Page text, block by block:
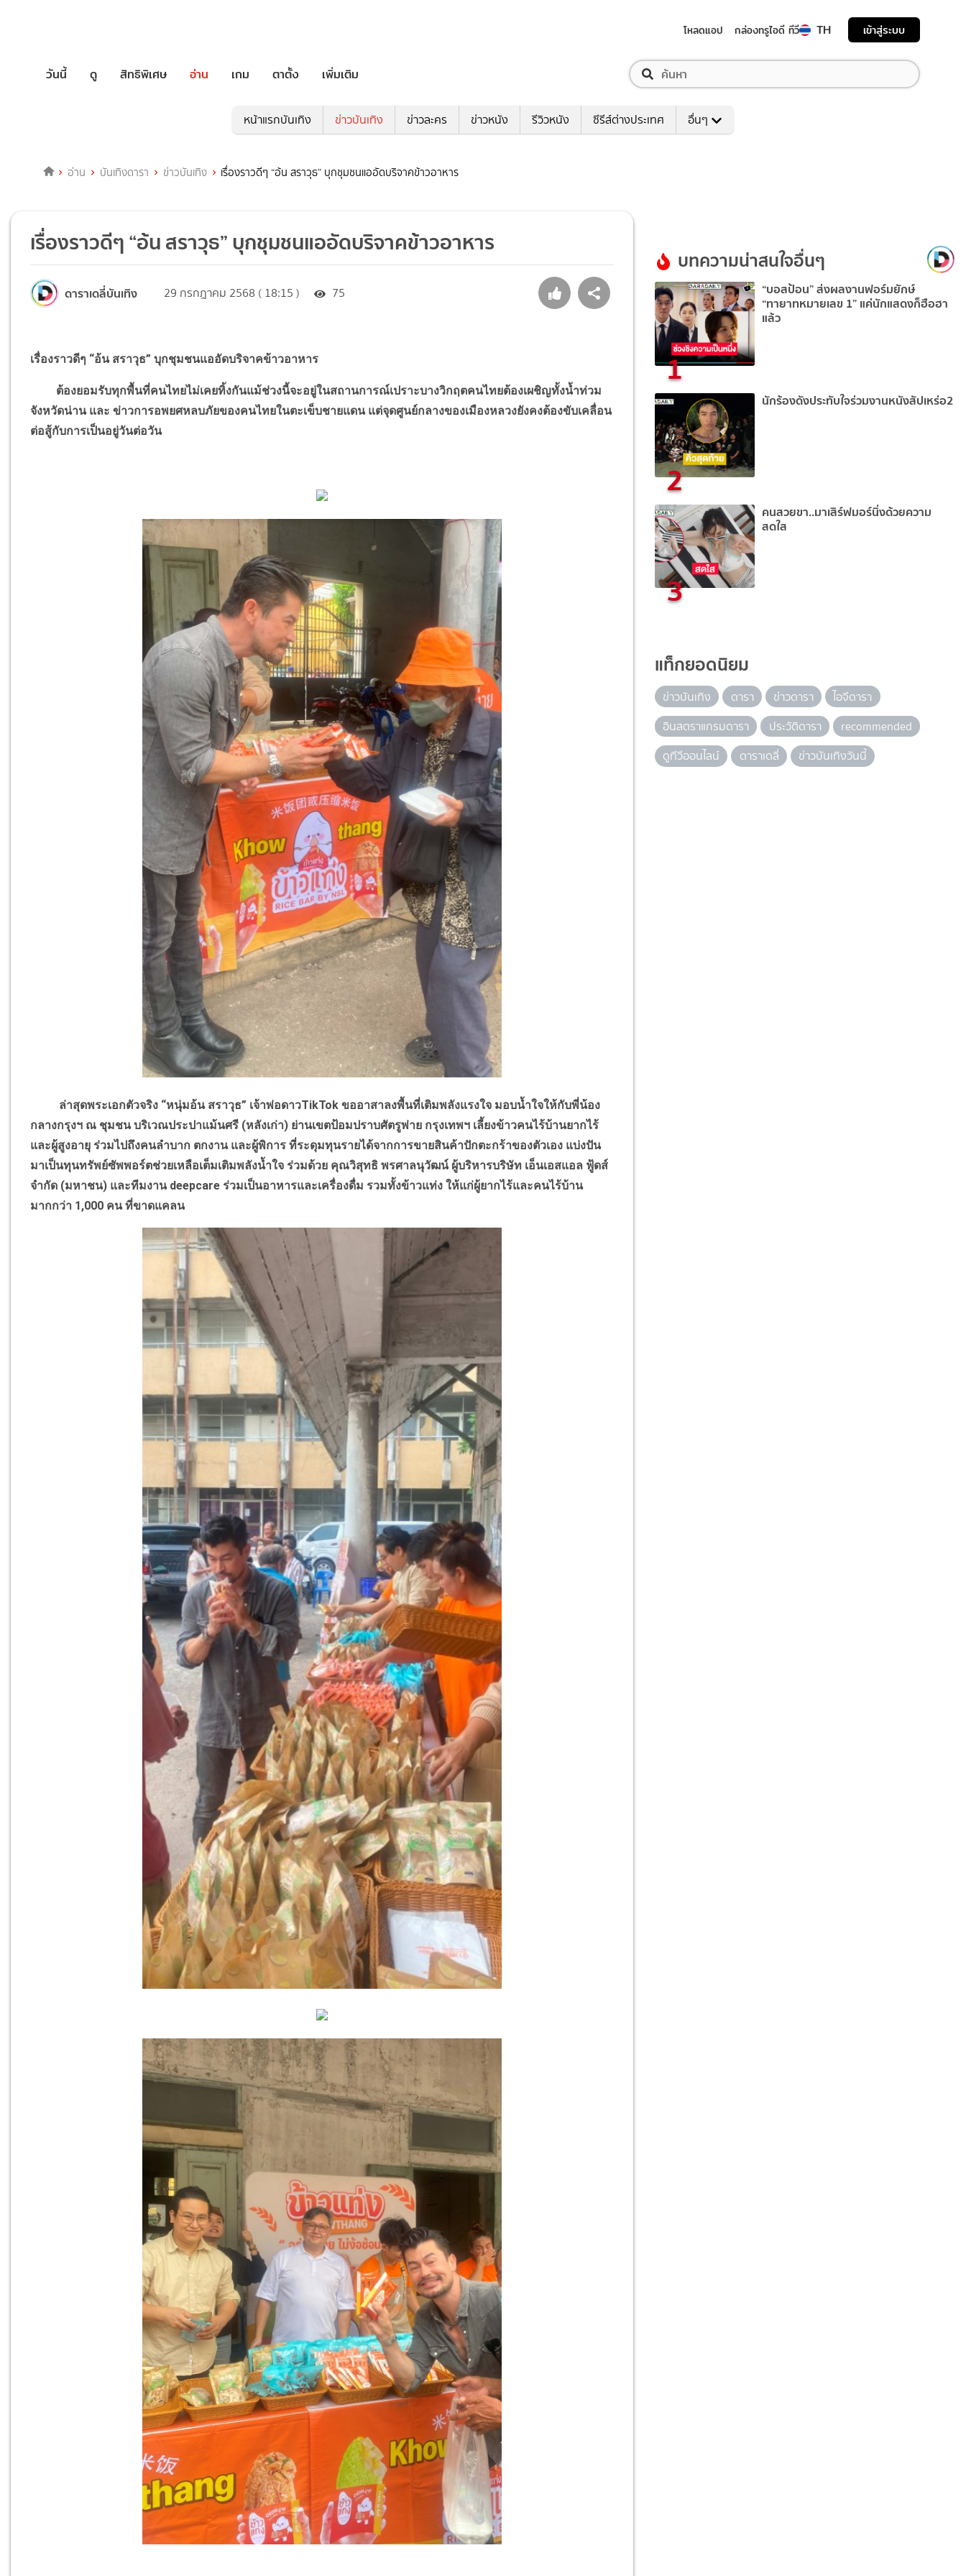
โหลดแอป กล่องทรูไอดี ทีวี TH เข้าสู่ระบบ
วันนี้ ดู สิทธิพิเศษ อ่าน เกม ตาตั้ง เพิ่มเติม
หน้าแรกบันเทิง ข่าวบันเทิง ข่าวละคร ข่าวหนัง รีวิวหนัง ซีรีส์ต่างประเทศ อื่นๆ
อ่าน บันเทิงดารา ข่าวบันเทิง เรื่องราวดีๆ “อ้น สราวุธ” บุกชุมชนแออัดบริจาคข้าวอาหาร
เรื่องราวดีๆ “อ้น สราวุธ” บุกชุมชนแออัดบริจาคข้าวอาหาร
ดาราเดลี่บันเทิง 29 กรกฎาคม 2568 ( 18:15 ) 75
เรื่องราวดีๆ “อ้น สราวุธ” บุกชุมชนแออัดบริจาคข้าวอาหาร
ต้องยอมรับทุกพื้นที่คนไทยไม่เคยทิ้งกันแม้ช่วงนี้จะอยู่ในสถานการณ์เปราะบางวิกฤตคนไทยต้องเผชิญทั้งน้ำท่วม
จังหวัดน่าน และ ข่าวการอพยศหลบภัยของคนไทยในตะเข็บชายแดน แต่จุดศูนย์กลางของเมืองหลวงยังคงต้องขับเคลื่อน
ต่อสู้กับการเป็นอยู่วันต่อวัน
ล่าสุดพระเอกตัวจริง “หนุ่มอ้น สราวุธ” เจ้าพ่อดาวTikTok ขออาสาลงพื้นที่เติมพลังแรงใจ มอบน้ำใจให้กับพี่น้อง
กลางกรุงฯ ณ ชุมชน บริเวณประปาแม้นศรี (หลังเก่า) ย่านเขตป้อมปราบศัตรูพ่าย กรุงเทพฯ เลี้ยงข้าวคนไร้บ้านยากไร้
และผู้สูงอายุ ร่วมไปถึงคนลำบาก ตกงาน และผู้พิการ ที่ระดุมทุนรายได้จากการขายสินค้าปักตะกร้าของตัวเอง แบ่งปัน
มาเป็นทุนทรัพย์ซัพพอร์ตช่วยเหลือเต็มเติมพลังน้ำใจ ร่วมด้วย คุณวิสุทธิ พรศาลนุวัฒน์ ผู้บริหารบริษัท เอ็นเอสแอล ฟู้ดส์
จำกัด (มหาชน) และทีมงาน deepcare ร่วมเป็นอาหารและเครื่องดื่ม รวมทั้งข้าวแท่ง ให้แก่ผู้ยากไร้และคนไร้บ้าน
มากกว่า 1,000 คน ที่ขาดแคลน
บทความน่าสนใจอื่นๆ
1
“บอสป้อน” ส่งผลงานฟอร์มยักษ์
“ทายาทหมายเลข 1” แค่นักแสดงก็ฮือฮา
แล้ว
2
นักร้องดังประทับใจร่วมงานหนังสัปเหร่อ2
3
คนสวยขา..มาเสิร์ฟมอร์นิ่งด้วยความ
สดใส
แท็กยอดนิยม
ข่าวบันเทิง ดารา ข่าวดารา
ไอจีดารา
อินสตราแกรมดารา
ประวัติดารา
recommended
ดูทีวีออนไลน์
ดาราเดลี่ ข่าวบันเทิงวันนี้